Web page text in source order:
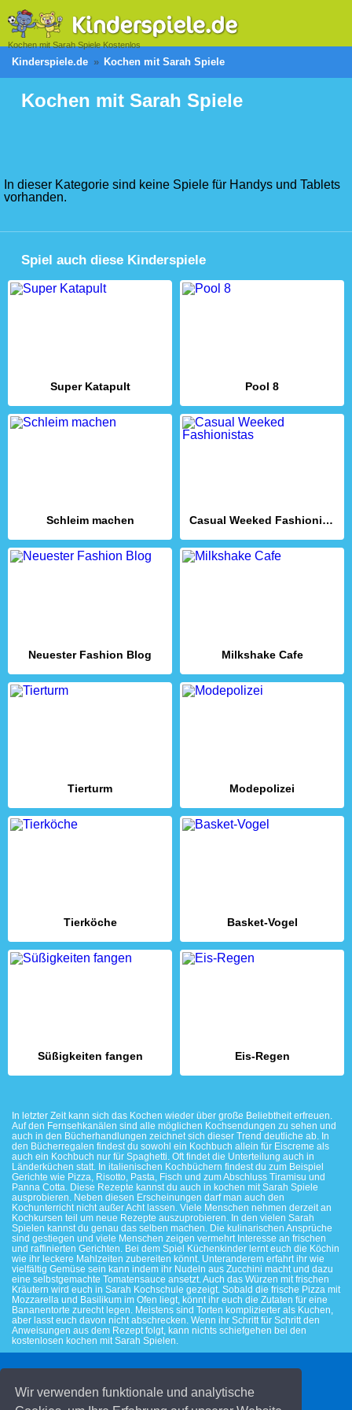
Wir verwenden funktionale und analytische
Kochen mit Sarah Spiele Kostenlos
Kinderspiele.de Kochen mit Sarah Spiele
Kochen mit Sarah Spiele
In dieser Kategorie sind keine Spiele für Handys und Tablets
vorhanden.
Spiel auch diese Kinderspiele
Super Katapult Pool 8
Schleim machen Casual Weeked Fashionistas
Neuester Fashion Blog Milkshake Cafe
Tierturm Modepolizei
Tierköche Basket-Vogel
Süßigkeiten fangen Eis-Regen
In letzter Zeit kann sich das Kochen wieder über große Beliebtheit erfreuen.
Auf den Fernsehkanälen sind alle möglichen Kochsendungen zu sehen und
auch in den Bücherhandlungen zeichnet sich dieser Trend deutliche ab. In
den Bücherregalen findest du sowohl ein Kochbuch allein für Eiscreme als
auch ein Kochbuch nur für Spaghetti. Oft findet die Unterteilung auch in
Länderküchen statt. In italienischen Kochbüchern findest du zum Beispiel
Gerichte wie Pizza, Risotto, Pasta, Fisch und zum Abschluss Tiramisu und
Panna Cotta. Diese Rezepte kannst du auch in kochen mit Sarah Spiele
ausprobieren. Neben diesen Erscheinungen darf man auch den
Kochunterricht nicht außer Acht lassen. Viele Menschen nehmen derzeit an
Kochkursen teil um neue Rezepte auszuprobieren. In den vielen Sarah
Spielen kannst du genau das selben machen. Die kulinarischen Ansprüche
sind gestiegen und viele Menschen zeigen vermehrt Interesse an frischen
und raffinierten Gerichten. Bei dem Spiel Küchenkinder lernt euch die Köchin
wie ihr leckere Mahlzeiten zubereiten könnt. Unteranderem erfahrt ihr wie
vielfältig Gemüse sein kann indem ihr Nudeln aus Zucchini macht und dazu
eine selbstgemachte Tomatensauce ansetzt. Auch das Würzen mit frischen
Kräutern wird euch in Sarah Kochschule gezeigt. Sobald die frische Pizza mit
Mozzarella und Basilikum im Ofen liegt, könnt ihr euch die Zutaten für eine
Bananentorte zurecht legen. Meistens sind Torten komplizierter als Kuchen,
aber lasst euch davon nicht abschrecken. Wenn ihr Schritt für Schritt den
Anweisungen aus dem Rezept folgt, kann nichts schiefgehen bei den
kostenlosen kochen mit Sarah Spielen.